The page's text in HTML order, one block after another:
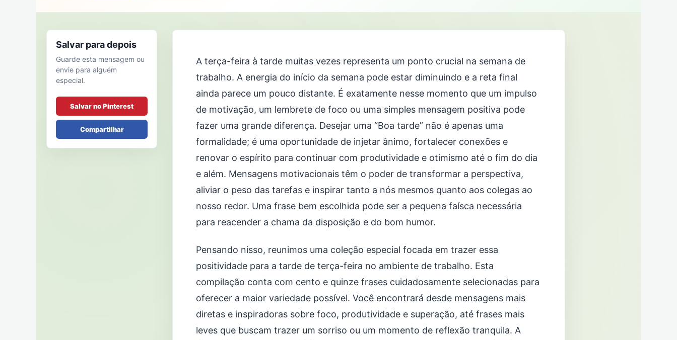
Salvar para depois
Guarde esta mensagem ou
envie para alguém
especial.
Salvar no Pinterest
Compartilhar
A terça-feira à tarde muitas vezes representa um ponto crucial na semana de
trabalho. A energia do início da semana pode estar diminuindo e a reta final
ainda parece um pouco distante. É exatamente nesse momento que um impulso
de motivação, um lembrete de foco ou uma simples mensagem positiva pode
fazer uma grande diferença. Desejar uma “Boa tarde” não é apenas uma
formalidade; é uma oportunidade de injetar ânimo, fortalecer conexões e
renovar o espírito para continuar com produtividade e otimismo até o fim do dia
e além. Mensagens motivacionais têm o poder de transformar a perspectiva,
aliviar o peso das tarefas e inspirar tanto a nós mesmos quanto aos colegas ao
nosso redor. Uma frase bem escolhida pode ser a pequena faísca necessária
para reacender a chama da disposição e do bom humor.
Pensando nisso, reunimos uma coleção especial focada em trazer essa
positividade para a tarde de terça-feira no ambiente de trabalho. Esta
compilação conta com cento e quinze frases cuidadosamente selecionadas para
oferecer a maior variedade possível. Você encontrará desde mensagens mais
diretas e inspiradoras sobre foco, produtividade e superação, até frases mais
leves que buscam trazer um sorriso ou um momento de reflexão tranquila. A